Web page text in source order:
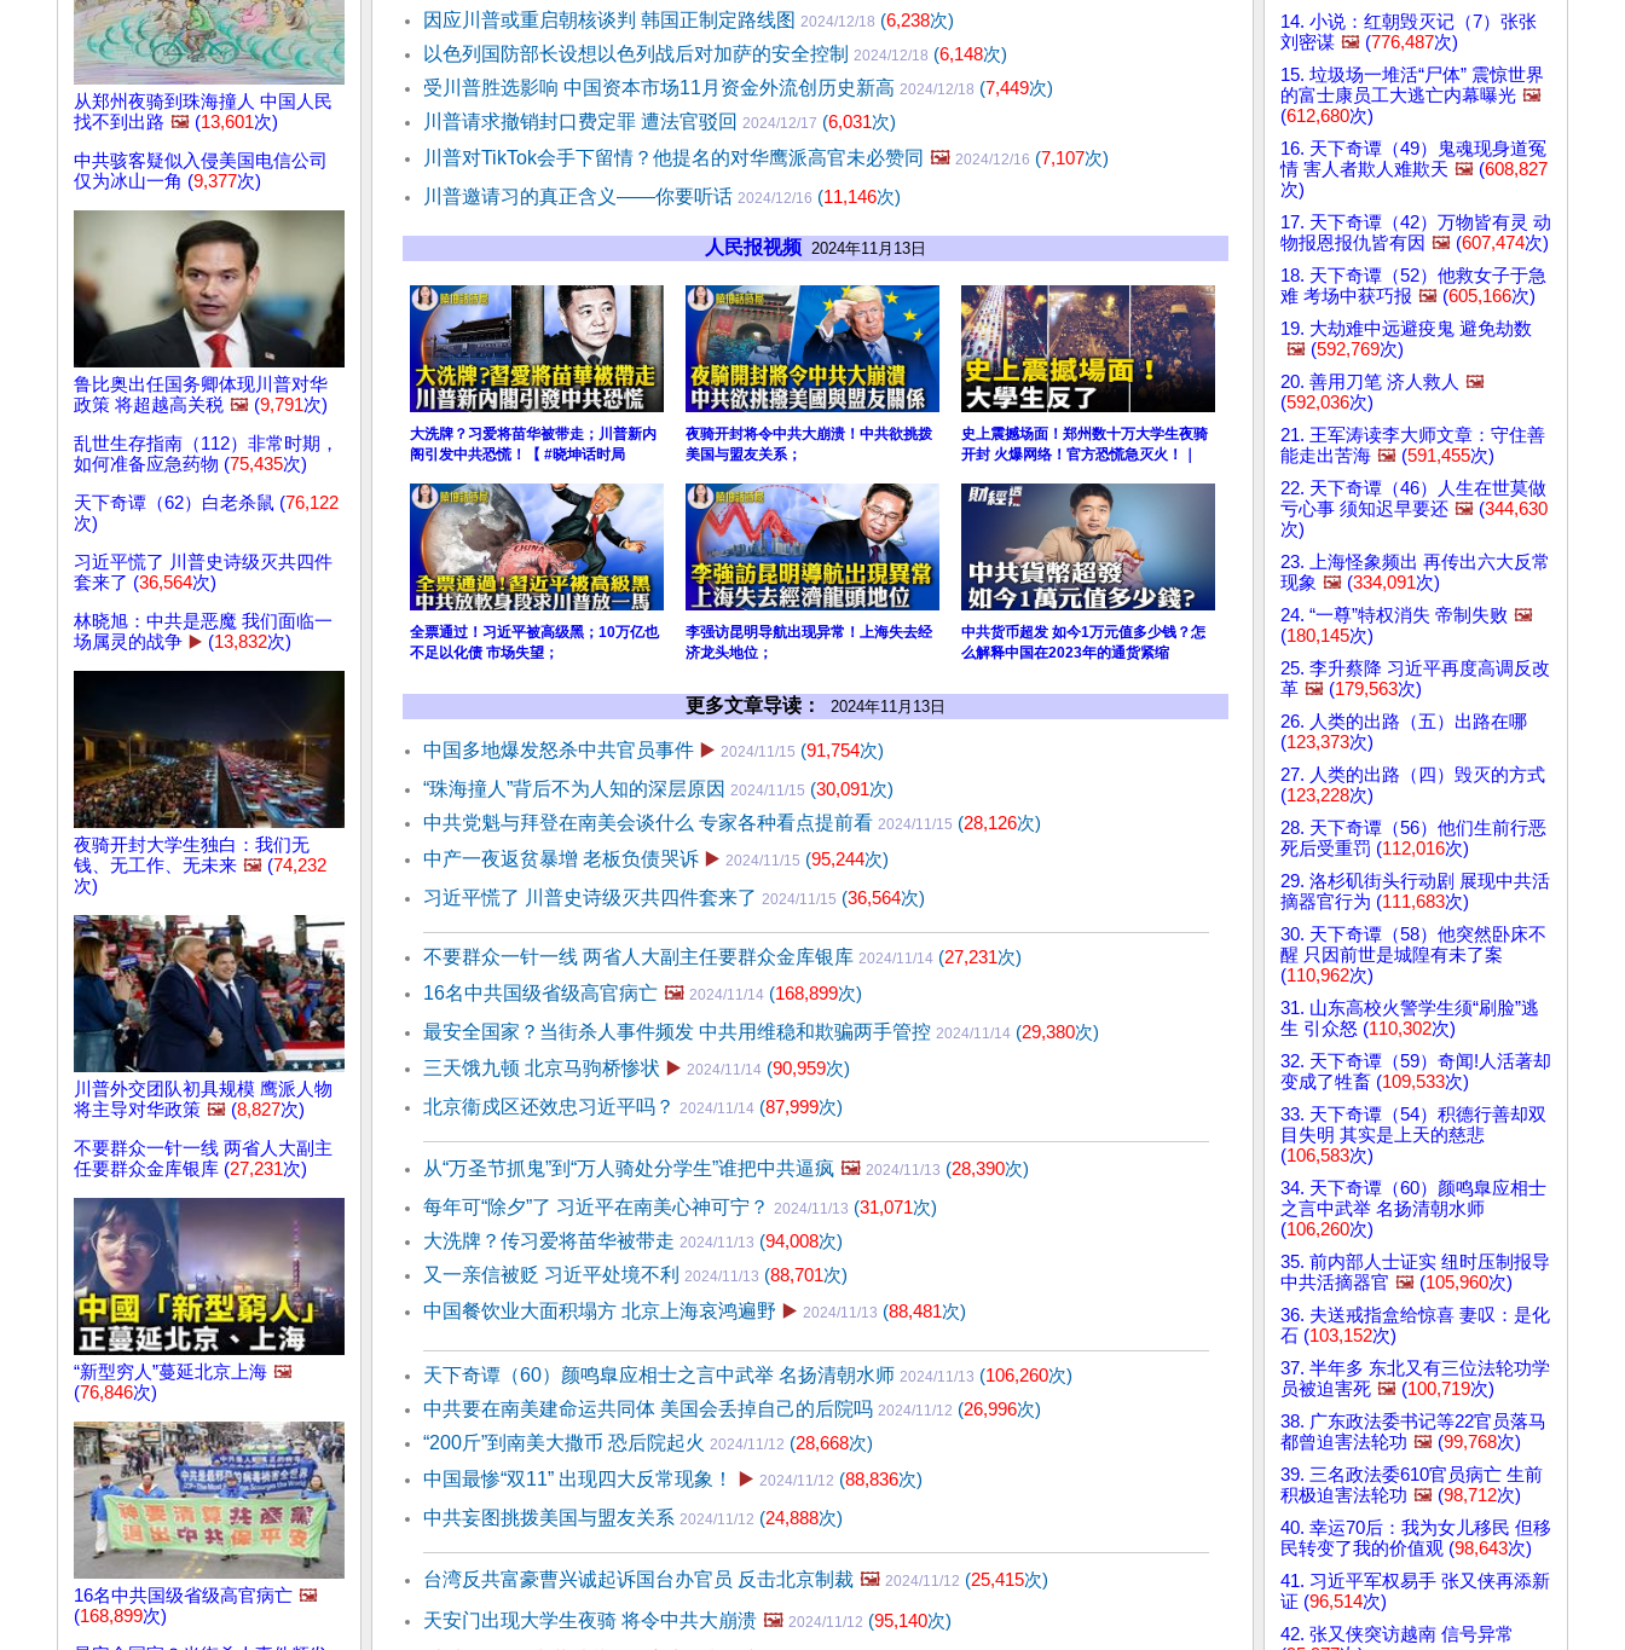
从郑州夜骑到珠海撞人 中国人民
找不到出路 🖼️ (13,601次)
中共骇客疑似入侵美国电信公司
仅为冰山一角 (9,377次)
鲁比奥出任国务卿体现川普对华
政策 将超越高关税 🖼️ (9,791次)
乱世生存指南（112）非常时期，
如何准备应急药物 (75,435次)
天下奇谭（62）白老杀鼠 (76,122
次)
习近平慌了 川普史诗级灭共四件
套来了 (36,564次)
林晓旭：中共是恶魔 我们面临一
场属灵的战争 ▶️ (13,832次)
夜骑开封大学生独白：我们无
钱、无工作、无未来 🖼️ (74,232
次)
川普外交团队初具规模 鹰派人物
将主导对华政策 🖼️ (8,827次)
不要群众一针一线 两省人大副主
任要群众金库银库 (27,231次)
“新型穷人”蔓延北京上海 🖼️
(76,846次)
16名中共国级省级高官病亡 🖼️
(168,899次)
因应川普或重启朝核谈判 韩国正制定路线图 2024/12/18 (6,238次)
以色列国防部长设想以色列战后对加萨的安全控制 2024/12/18 (6,148次)
受川普胜选影响 中国资本市场11月资金外流创历史新高 2024/12/18 (7,449次)
川普请求撤销封口费定罪 遭法官驳回 2024/12/17 (6,031次)
川普对TikTok会手下留情？他提名的对华鹰派高官未必赞同 🖼️ 2024/12/16 (7,107次)
川普邀请习的真正含义——你要听话 2024/12/16 (11,146次)
人民报视频 2024年11月13日
大洗牌？习爱将苗华被带走；川普新内
阁引发中共恐慌！【 #晓坤话时局
夜骑开封将令中共大崩溃！中共欲挑拨
美国与盟友关系；
史上震撼场面！郑州数十万大学生夜骑
开封 火爆网络！官方恐慌急灭火！｜
全票通过！习近平被高级黑；10万亿也
不足以化债 市场失望；
李强访昆明导航出现异常！上海失去经
济龙头地位；
中共货币超发 如今1万元值多少钱？怎
么解释中国在2023年的通货紧缩
更多文章导读： 2024年11月13日
中国多地爆发怒杀中共官员事件 ▶️ 2024/11/15 (91,754次)
“珠海撞人”背后不为人知的深层原因 2024/11/15 (30,091次)
中共党魁与拜登在南美会谈什么 专家各种看点提前看 2024/11/15 (28,126次)
中产一夜返贫暴增 老板负债哭诉 ▶️ 2024/11/15 (95,244次)
习近平慌了 川普史诗级灭共四件套来了 2024/11/15 (36,564次)
不要群众一针一线 两省人大副主任要群众金库银库 2024/11/14 (27,231次)
16名中共国级省级高官病亡 🖼️ 2024/11/14 (168,899次)
最安全国家？当街杀人事件频发 中共用维稳和欺骗两手管控 2024/11/14 (29,380次)
三天饿九顿 北京马驹桥惨状 ▶️ 2024/11/14 (90,959次)
北京衞戍区还效忠习近平吗？ 2024/11/14 (87,999次)
从“万圣节抓鬼”到“万人骑处分学生”谁把中共逼疯 🖼️ 2024/11/13 (28,390次)
每年可“除夕”了 习近平在南美心神可宁？ 2024/11/13 (31,071次)
大洗牌？传习爱将苗华被带走 2024/11/13 (94,008次)
又一亲信被贬 习近平处境不利 2024/11/13 (88,701次)
中国餐饮业大面积塌方 北京上海哀鸿遍野 ▶️ 2024/11/13 (88,481次)
天下奇谭（60）颜鸣臯应相士之言中武举 名扬清朝水师 2024/11/13 (106,260次)
中共要在南美建命运共同体 美国会丢掉自己的后院吗 2024/11/12 (26,996次)
“200斤”到南美大撒币 恐后院起火 2024/11/12 (28,668次)
中国最惨“双11” 出现四大反常现象！
▶️ 2024/11/12 (88,836次)
中共妄图挑拨美国与盟友关系 2024/11/12 (24,888次)
台湾反共富豪曹兴诚起诉国台办官员 反击北京制裁 🖼️ 2024/11/12 (25,415次)
天安门出现大学生夜骑 将令中共大崩溃 🖼️ 2024/11/12 (95,140次)
14. 小说：红朝毁灭记（7）张张
刘密谋 🖼️ (776,487次)
15. 垃圾场一堆活“尸体” 震惊世界
的富士康员工大逃亡内幕曝光 🖼️
(612,680次)
16. 天下奇谭（49）鬼魂现身道冤
情 害人者欺人难欺天 🖼️ (608,827
次)
17. 天下奇谭（42）万物皆有灵 动
物报恩报仇皆有因 🖼️ (607,474次)
18. 天下奇谭（52）他救女子于急
难 考场中获巧报 🖼️ (605,166次)
19. 大劫难中远避疫鬼 避免劫数
🖼️ (592,769次)
20. 善用刀笔 济人救人 🖼️
(592,036次)
21. 王军涛读李大师文章：守住善
能走出苦海 🖼️ (591,455次)
22. 天下奇谭（46）人生在世莫做
亏心事 须知迟早要还 🖼️ (344,630
次)
23. 上海怪象频出 再传出六大反常
现象 🖼️ (334,091次)
24. “一尊”特权消失 帝制失败 🖼️
(180,145次)
25. 李升蔡降 习近平再度高调反改
革 🖼️ (179,563次)
26. 人类的出路（五）出路在哪
(123,373次)
27. 人类的出路（四）毁灭的方式
(123,228次)
28. 天下奇谭（56）他们生前行恶
死后受重罚 (112,016次)
29. 洛杉矶街头行动剧 展现中共活
摘器官行为 (111,683次)
30. 天下奇谭（58）他突然卧床不
醒 只因前世是城隍有未了案
(110,962次)
31. 山东高校火警学生须“刷脸”逃
生 引众怒 (110,302次)
32. 天下奇谭（59）奇闻!人活著却
变成了牲畜 (109,533次)
33. 天下奇谭（54）积德行善却双
目失明 其实是上天的慈悲
(106,583次)
34. 天下奇谭（60）颜鸣臯应相士
之言中武举 名扬清朝水师
(106,260次)
35. 前内部人士证实 纽时压制报导
中共活摘器官 🖼️ (105,960次)
36. 夫送戒指盒给惊喜 妻叹：是化
石 (103,152次)
37. 半年多 东北又有三位法轮功学
员被迫害死 🖼️ (100,719次)
38. 广东政法委书记等22官员落马
都曾迫害法轮功 🖼️ (99,768次)
39. 三名政法委610官员病亡 生前
积极迫害法轮功 🖼️ (98,712次)
40. 幸运70后：我为女儿移民 但移
民转变了我的价值观 (98,643次)
41. 习近平军权易手 张又侠再添新
证 (96,514次)
42. 张又侠突访越南 信号异常